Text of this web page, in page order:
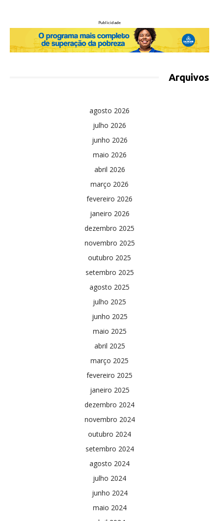
Publicidade
Arquivos
agosto 2026
julho 2026
junho 2026
maio 2026
abril 2026
março 2026
fevereiro 2026
janeiro 2026
dezembro 2025
novembro 2025
outubro 2025
setembro 2025
agosto 2025
julho 2025
junho 2025
maio 2025
abril 2025
março 2025
fevereiro 2025
janeiro 2025
dezembro 2024
novembro 2024
outubro 2024
setembro 2024
agosto 2024
julho 2024
junho 2024
maio 2024